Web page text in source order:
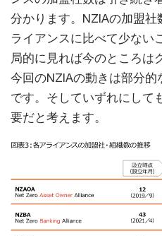
分かります。NZIAの加盟
ライアンスに比べて少ない
局的に見れば今のところは
今回のNZIAの動きは部分的
です。そしていずれにして
要だと考えます。